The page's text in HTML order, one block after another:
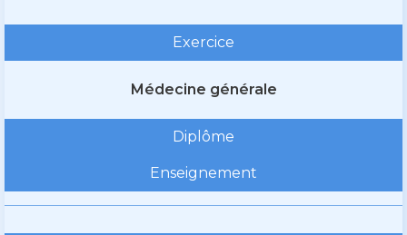
Exercice
Médecine générale
Diplôme
Enseignement